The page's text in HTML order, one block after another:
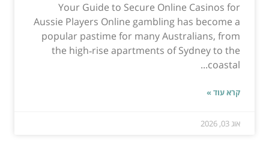
Your Guide to Secure Online Casinos for
Aussie Players Online gambling has become a
popular pastime for many Australians, from
the high‑rise apartments of Sydney to the
coastal...
קרא עוד »
אוג 03, 2026